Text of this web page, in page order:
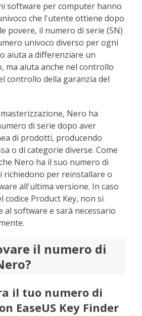
software per computer hanno
che l'utente ottiene dopo
povere, il numero di serie (SN)
univoco diverso per ogni
aiuta a differenziare un
ma aiuta anche nel controllo
controllo della garanzia del
Nero ha
di serie dopo aver
di prodotti, producendo
o di categorie diverse. Come
Nero ha il suo numero di
richiedono per reinstallare o
all'ultima versione. In caso
codice Product Key, non si
al software e sarà necessario
il numero di
il tuo numero di
EaseUS Key Finder